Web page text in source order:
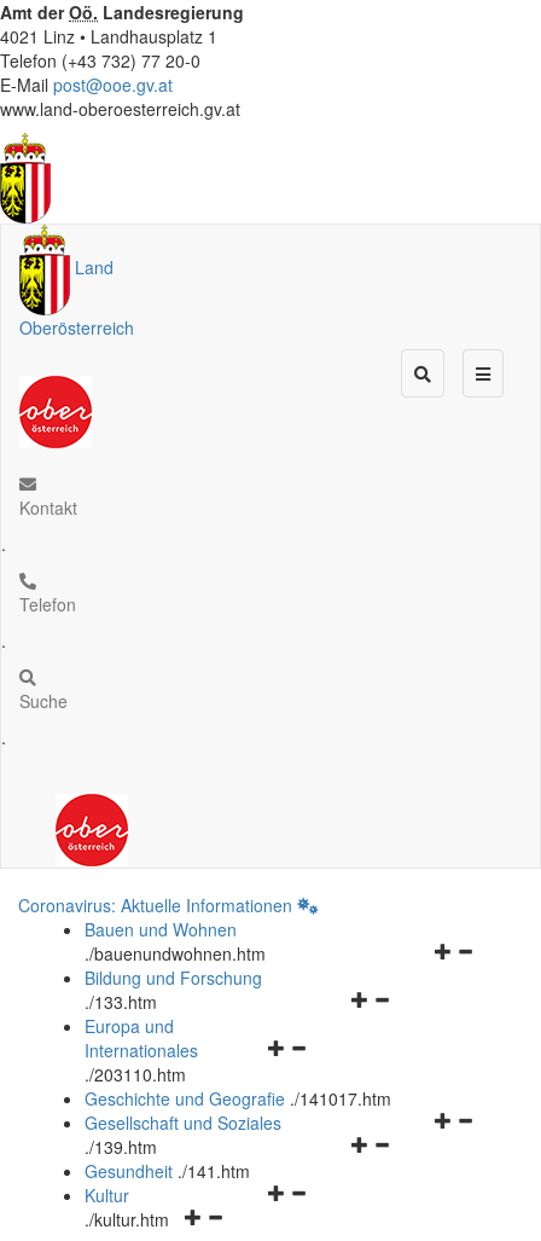
Amt derOö. Landesregierung
4021 Linz • Landhausplatz 1
Telefon (+43 732) 77 20-0
E-Mail post@ooe.gv.at
www.land-oberoesterreich.gv.at
Land
Oberösterreich
Kontakt
.
Telefon
.
Suche
.
Coronavirus: Aktuelle Informationen
Bauen und Wohnen
./bauenundwohnen.htm
Navigationsmenü
Bildung und Forschung
./133.htm
Navigationsmenü
und
schließen
Europa und
Internationales
./203110.htm
Geschichte und Geografie ./141017.htm
Navigationsmenü
Gesellschaft und Soziales
./139.htm
Navigationsmenü
Gesundheit ./141.htm
Navigationsmenü
Kultur
./kultur.htm